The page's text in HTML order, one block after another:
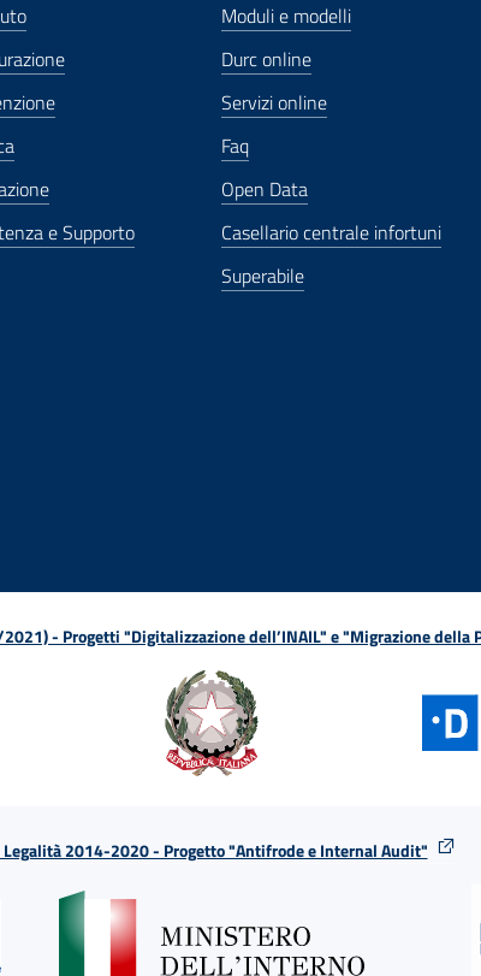
e Supporto
Moduli e modelli
Durc online
Servizi online
Faq
Open Data
Casellario centrale infortuni
Superabile
- Progetti "Digitalizzazione dell’INAIL" e "Migrazione della
Legalità 2014-2020 - Progetto "Antifrode e Internal Audit"